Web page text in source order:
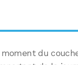
moment du